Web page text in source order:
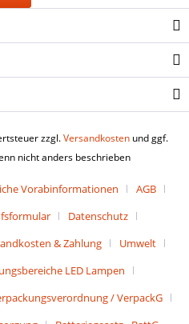
zzgl.Versandkosten und ggf.
nicht anders beschrieben
Vorabinformationen
AGB
Datenschutz
& Zahlung
Umwelt
LED Lampen
/ VerpackG